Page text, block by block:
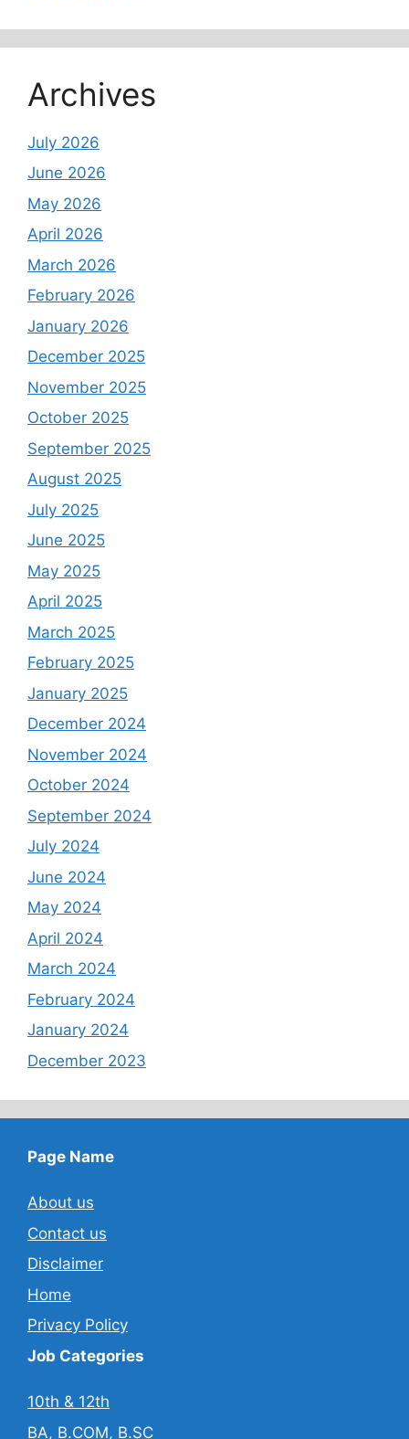
Archives
July 2026
June 2026
May 2026
April 2026
March 2026
February 2026
January 2026
December 2025
November 2025
October 2025
September 2025
August 2025
July 2025
June 2025
May 2025
April 2025
March 2025
February 2025
January 2025
December 2024
November 2024
October 2024
September 2024
July 2024
June 2024
May 2024
April 2024
March 2024
February 2024
January 2024
December 2023
Page Name
About us
Contact us
Disclaimer
Home
Privacy Policy
Job Categories
10th & 12th
BA, B.COM, B.SC